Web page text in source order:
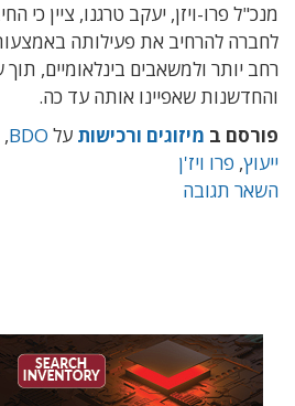
לחברה להרחיב את פעילותה
רחב יותר ולמשאבים בינלאומיים,
והחדשנות שאפיינו אותה עד כה.
פורסם ב מיזוגים ורכישות על BDO
,
ייעוץ, פרו ויז'ן
השאר תגובה